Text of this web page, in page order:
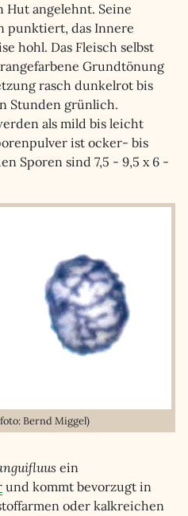
Hut angelehnt. Seine
punktiert, das Innere
hohl. Das Fleisch selbst
Grundtönung
rasch dunkelrot bis
Stunden grünlich.
als mild bis leicht
ist ocker- bis
Sporen sind 7,5 - 9,5 x 6 -
Bernd Miggel)
ein
und kommt bevorzugt in
oder kalkreichen